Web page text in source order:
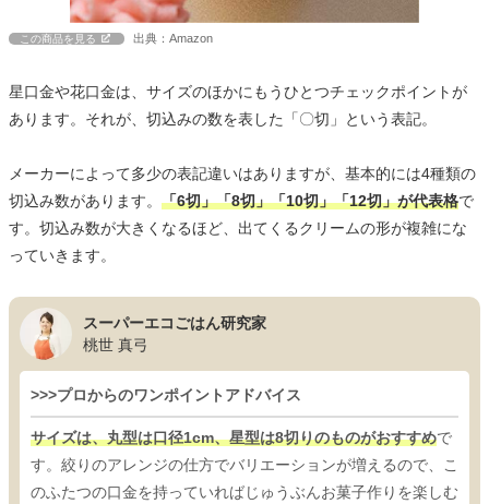
この商品を見る 出典：Amazon
星口金や花口金は、サイズのほかにもうひとつチェックポイントが
あります。それが、切込みの数を表した「〇切」という表記。
メーカーによって多少の表記違いはありますが、基本的には4種類の
切込み数があります。 「6切」「8切」「10切」「12切」が代表格で
す。切込み数が大きくなるほど、出てくるクリームの形が複雑にな
っていきます。
スーパーエコごはん研究家
桃世 真弓
>>>プロからのワンポイントアドバイス
サイズは、丸型は口径1cm、星型は8切りのものがおすすめで
す。絞りのアレンジの仕方でバリエーションが増えるので、こ
のふたつの口金を持っていればじゅうぶんお菓子作りを楽しむ